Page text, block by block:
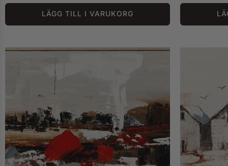
LÄGG TILL I VARUKORG